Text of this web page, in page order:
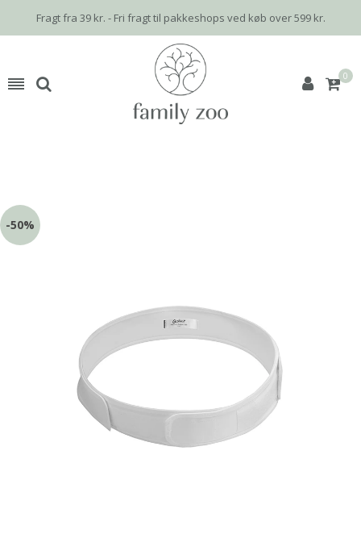
Fragt fra 39 kr. - Fri fragt til pakkeshops ved køb over 599 kr.
0
-50%